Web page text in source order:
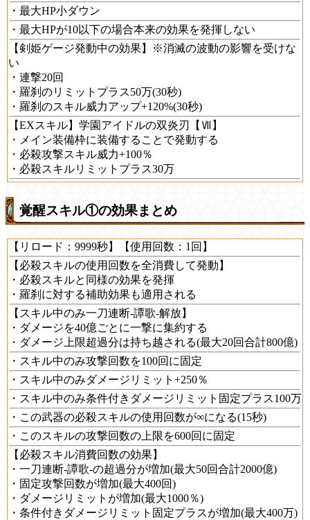
・最大HP小ダウン
・最大HPが10以下の場合本来の効果を発揮しない
【剣姫ゲージ発動中の効果】※消滅の波動の影響を受けな
い
・連撃20回
・羅刹のリミットプラス50万(30秒)
・羅刹のスキル威力アップ+120%(30秒)
【EXスキル】学園アイドルの双炎刃【Ⅶ】
・メイン装備枠に装備することで発動する
・必殺攻撃スキル威力+100％
・必殺スキルリミットプラス30万
覚醒スキル①の効果まとめ
【リロード：9999秒】【使用回数：1回】
【必殺スキルの使用回数を全消費して発動】
・必殺スキルと同様の効果を発揮
・羅刹に対する補助効果も適用される
【スキル中のみ一刀連断-譚歌-解放】
・ダメージを40億ごとに一撃に集約する
・ダメージ上限超過分は持ち越される(最大20回合計800億)
・スキル中のみ攻撃回数を100回に固定
・スキル中のみダメージリミット+250％
・スキル中のみ条件付きダメージリミット固定プラス100万
・この武器の必殺スキルの使用回数が∞になる(15秒)
・このスキルの攻撃回数の上限を600回に固定
【必殺スキル消費回数の効果】
・一刀連断-譚歌-の超過分が増加(最大50回合計2000億)
・固定攻撃回数が増加(最大400回)
・ダメージリミットが増加(最大1000％)
・条件付きダメージリミット固定プラスが増加(最大400万)